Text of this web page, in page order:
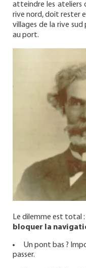
atteindre les ateliers
rive nord, doit rester
villages de la rive
au port.
Le dilemme est total
bloquer la
Un pont bas ?
passer.